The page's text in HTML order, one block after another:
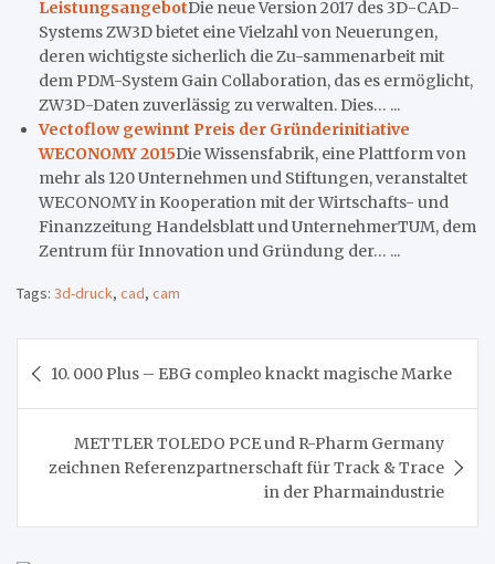
LeistungsangebotDie neue Version 2017 des 3D-CAD-
Systems ZW3D bietet eine Vielzahl von Neuerungen,
deren wichtigste sicherlich die Zu-sammenarbeit mit
dem PDM-System Gain Collaboration, das es ermöglicht,
ZW3D-Daten zuverlässig zu verwalten. Dies… ...
Vectoflow gewinnt Preis der Gründerinitiative
WECONOMY 2015Die Wissensfabrik, eine Plattform von
mehr als 120 Unternehmen und Stiftungen, veranstaltet
WECONOMY in Kooperation mit der Wirtschafts- und
Finanzzeitung Handelsblatt und UnternehmerTUM, dem
Zentrum für Innovation und Gründung der… ...
Tags: 3d-druck, cad, cam
10. 000 Plus – EBG compleo knackt magische Marke
METTLER TOLEDO PCE und R-Pharm Germany
zeichnen Referenzpartnerschaft für Track & Trace
in der Pharmaindustrie